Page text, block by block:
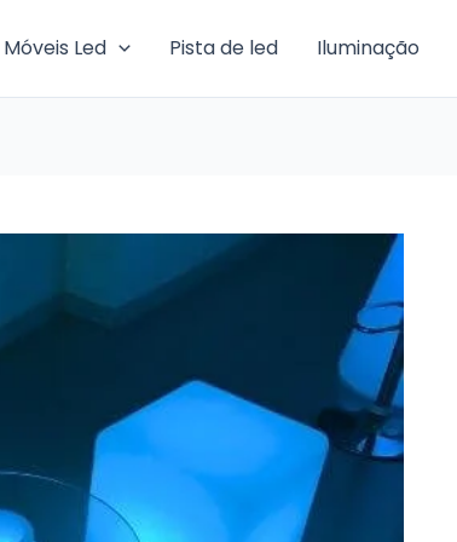
Móveis Led
Pista de led Iluminação